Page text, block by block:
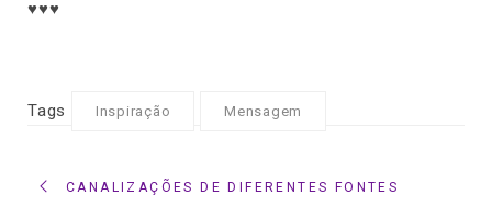
♥♥♥
Tags Inspiração Mensagem
CANALIZAÇÕES DE DIFERENTES FONTES